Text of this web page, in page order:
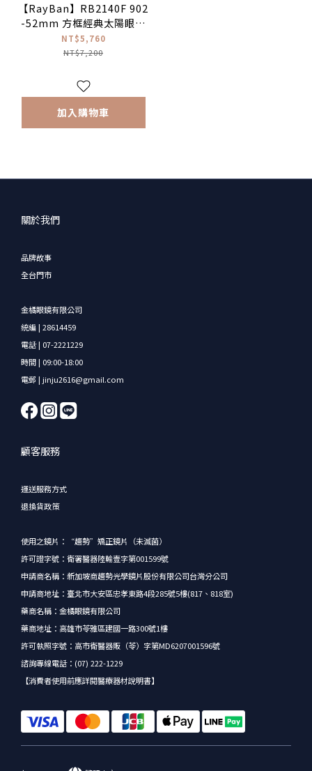
【RayBan】RB2140F 902
-52mm 方框經典太陽眼鏡
經典wayfarer墨鏡
NT$5,760
NT$7,200
加入購物車
關於我們
品牌故事
全台門市
金橘眼鏡有限公司
統編 | 28614459
電話 | 07-2221229
時間 | 09:00-18:00
電郵 | jinju2616@gmail.com
顧客服務
運送服務方式
退換貨政策
使用之鏡片：“趨勢”矯正鏡片（未滅菌）
許可證字號：衛署醫器陸輸壹字第001599號
申請商名稱：新加坡商趨勢光學鏡片股份有限公司台灣分公司
申請商地址：臺北市大安區忠孝東路4段285號5樓(817、818室)
藥商名稱：金橘眼鏡有限公司
藥商地址：高雄市苓雅區建國一路300號1樓
許可執照字號：高市衛醫器販（苓）字第MD6207001596號
諮詢專線電話：(07) 222-1229
【消費者使用前應詳閱醫療器材說明書】